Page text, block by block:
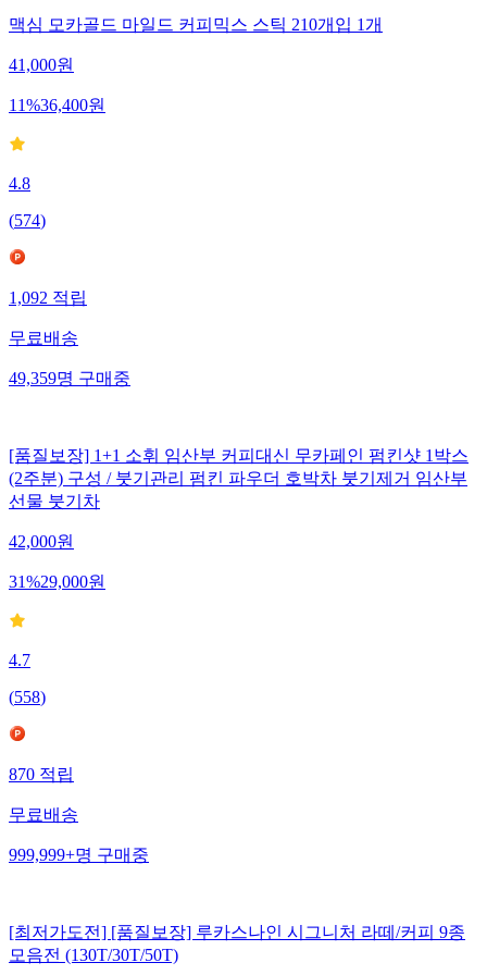
맥심 모카골드 마일드 커피믹스 스틱 210개입 1개
41,000원
11%36,400원
4.8
(574)
1,092 적립
무료배송
49,359명 구매중
[품질보장] 1+1 소휘 임산부 커피대신 무카페인 펌킨샷 1박스
(2주분) 구성 / 붓기관리 펌킨 파우더 호박차 붓기제거 임산부
선물 붓기차
42,000원
31%29,000원
4.7
(558)
870적립
무료배송
999,999+명구매중
[최저가도전] [품질보장] 루카스나인 시그니처 라떼/커피 9종
모음전 (130T/30T/50T)